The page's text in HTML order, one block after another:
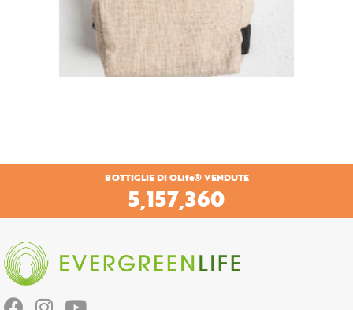
BOTTIGLIE DI OLife® VENDUTE
5,728,320